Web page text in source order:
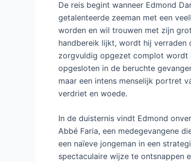
De reis begint wanneer Edmond
getalenteerde zeeman met een
worden en wil trouwen met zijn
handbereik lijkt, wordt hij verraden
zorgvuldig opgezet complot wordt
opgesloten in de beruchte
maar een intens menselijk portret
verdriet en woede.
In de duisternis vindt Edmond
Abbé Faria, een medegevangene
een naïeve jongeman in een
spectaculaire wijze te ontsnappen